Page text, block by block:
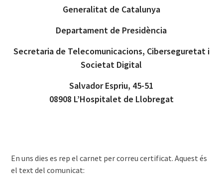
Generalitat de Catalunya
Departament de Presidència
Secretaria de Telecomunicacions, Ciberseguretat i
Societat Digital
Salvador Espriu, 45-51
08908 L’Hospitalet de Llobregat
En uns dies es rep el carnet per correu certificat. Aquest és
el text del comunicat: